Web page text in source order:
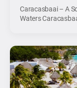
Caracasbaai – A
Waters